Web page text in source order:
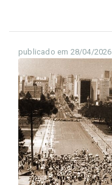
publicado em 28/04/2026